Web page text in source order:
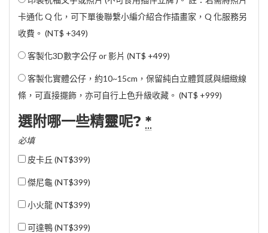
卡通化 Q 化，可下單後聯繫小編介紹合作插畫家，Q 化服務另
收費。 (NT$ +349)
客製化3D數字公仔 or 影片 (NT$ +499)
客製化實體公仔，約10~15cm，保留純白立體質感與細緻線
條，可直接擺飾，亦可自行上色升級收藏。 (NT$ +999)
選附哪一些精靈呢? *
必填
皮卡丘 (NT$399)
傑尼龜 (NT$399)
小火龍 (NT$399)
可達鴨 (NT$399)